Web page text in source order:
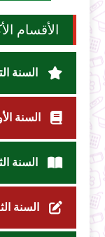
الأقسام
السنة
السنة
السنة
السنة